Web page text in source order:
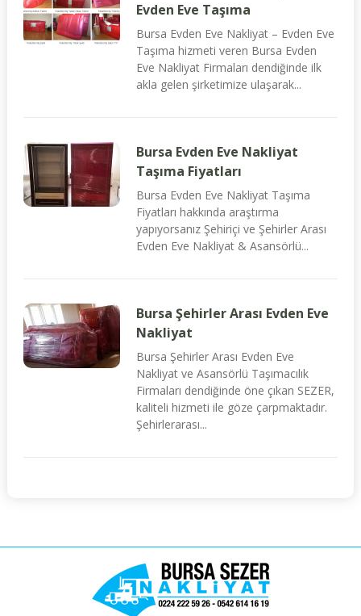
Evden Eve Taşıma
Bursa Evden Eve Nakliyat – Evden Eve
Taşıma hizmeti veren Bursa Evden
Eve Nakliyat Firmaları dendiğinde ilk
akla gelen şirketimize ulaşarak...
Bursa Evden Eve Nakliyat
Taşıma Fiyatları
Bursa Evden Eve Nakliyat Taşıma
Fiyatları hakkında araştırma
yapıyorsanız Şehiriçi ve Şehirler Arası
Evden Eve Nakliyat & Asansörlü...
Bursa Şehirler Arası Evden Eve
Nakliyat
Bursa Şehirler Arası Evden Eve
Nakliyat ve Asansörlü Taşımacılık
Firmaları dendiğinde öne çıkan SEZER,
kaliteli hizmeti ile göze çarpmaktadır.
Şehirlerarası...